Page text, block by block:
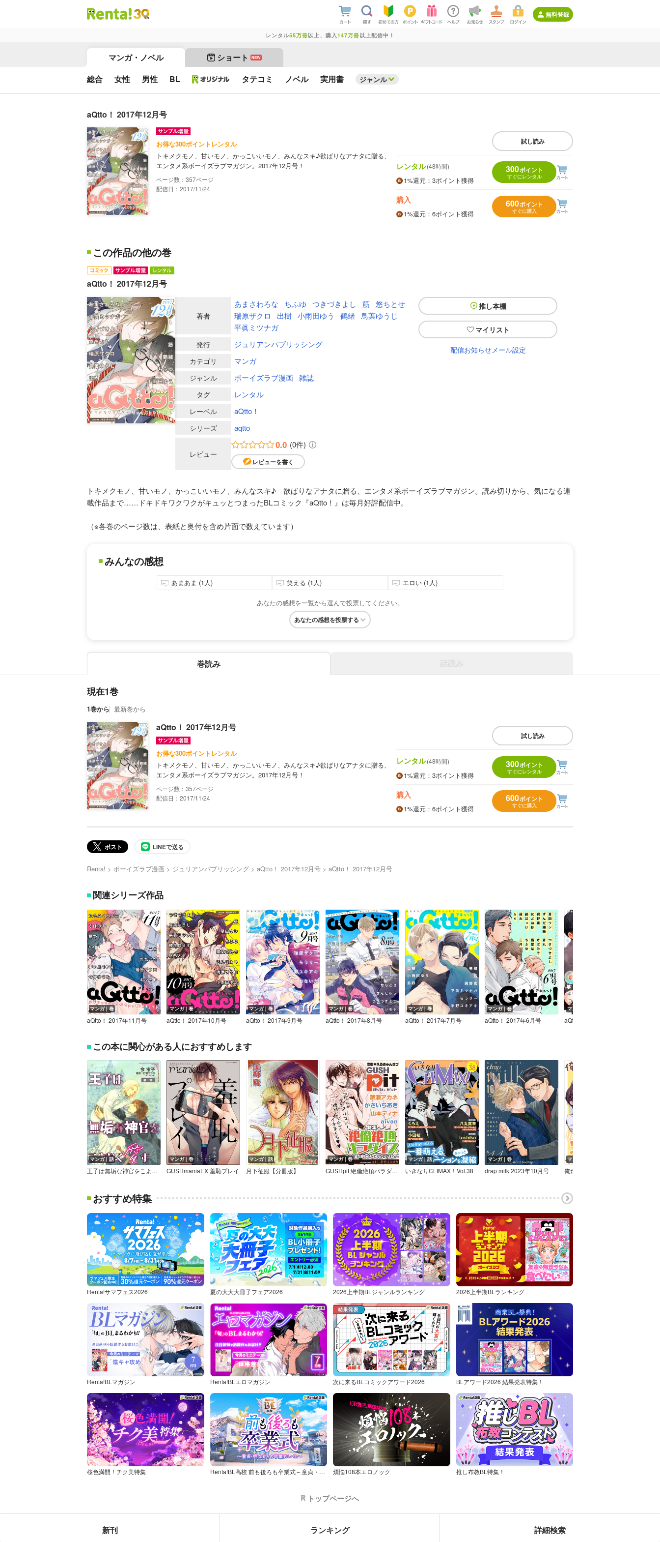
無料登録
レンタル55万冊以上、購入 147万冊以上配信中！
マンガ・ノベル ショート NEW
総合 女性 男性 BL タテコミ ノベル 実用書 ジャンル
aQtto！ 2017年12月号
お得な300ポイントレンタル
トキメクモノ、甘いモノ、かっこいいモノ、みんなスキ♪欲ばりなアナタに贈る、
エンタメ系ボーイズラブマガジン。2017年12月号！
357
配信日：2017/11/24
試し読み
レンタル(48時間)
1%還元 ：3ポイント獲得
300ポイント
すぐにレンタル
購入
1%還元 ：6ポイント獲得
600ポイント
すぐに購入
この作品の他の巻
aQtto！ 2017年12月号
推し本棚
マイリスト
配信お知らせメール設定
著者
あまさわろな ちふゆ つきづきよし 筋 悠ちとせ
瑞原ザクロ
出樹 小雨田ゆう 鶴緒 鳥葉ゆうじ
平眞ミツナガ
発行 ジュリアンパブリッシング
カテゴリ マンガ
ジャンル ボーイズラブ漫画 雑誌
タグ レンタル
レーベル aQtto！
シリーズ aqtto
レビュー
0.0 (0件)
レビューを書く
トキメクモノ、甘いモノ、かっこいいモノ、みんなスキ♪ 欲ばりなアナタに贈る、エンタメ系ボーイズラブマガジン。読み切りから、気になる連
載作品まで……ドキドキワクワクがキュッとつまったBLコミック『aQtto！』は毎月好評配信中。
（※各巻のページ数は、表紙と奥付を含め片面で数えています）
みんなの感想
あまあま (1人) 笑える (1人) エロい (1人)
あなたの感想を一覧から選んで投票してください。
あなたの感想を投票する
巻読み
現在1巻
1巻から 最新巻から
aQtto！ 2017年12月号
お得な300ポイントレンタル
トキメクモノ、甘いモノ、かっこいいモノ、みんなスキ♪欲ばりなアナタに贈る、
エンタメ系ボーイズラブマガジン。2017年12月号！
357
配信日：2017/11/24
試し読み
レンタル(48時間)
1%還元 ：3ポイント獲得
300ポイント
すぐにレンタル
購入
1%還元 ：6ポイント獲得
600ポイント
すぐに購入
ポスト LINEで送る
Renta! ボーイズラブ漫画 ジュリアンパブリッシング aQtto！ 2017年12月号 aQtto！ 2017年12月号
関連シリーズ作品
マンガ｜巻
aQtto！ 2017年11月号
マンガ｜巻
aQtto！ 2017年10月号
マンガ｜巻
aQtto！ 2017年9月号
マンガ｜巻
aQtto！ 2017年8月号
マンガ｜巻
aQtto！ 2017年7月号
マンガ｜巻
aQtto！ 2017年6月号
マンガ｜巻
aQtto！ 2017年5月号
この本に関心がある人におすすめします
マンガ｜話
王子は無垢な神官をこよなく愛す【単話】
マンガ｜巻
GUSHmaniaEX 羞恥プレイ
マンガ｜話
月下征服【分冊版】
マンガ｜巻
GUSHpit 絶倫絶頂パラダイス～まだまだ終わらないけどいいよね？～
マンガ｜話
いきなりCLIMAX！Vol.38
マンガ｜巻
drap milk 2023年10月号
マンガ｜話
おすすめ特集
Renta!サマフェス2026 夏の大大大冊子フェア2026 2026上半期BLジャンルランキング 2026上半期BLランキング
Renta!BLマガジン Renta!BLエロマガジン 次に来るBLコミックアワード2026 BLアワード2026 結果発表特集！
桜色満開！チク美特集 Renta!BL高校 前も後ろも卒業式～童貞・処女からの卒業アルバム～ 煩悩108本エロノック 推し布教BL特集！
トップページへ
新刊 ランキング 詳細検索